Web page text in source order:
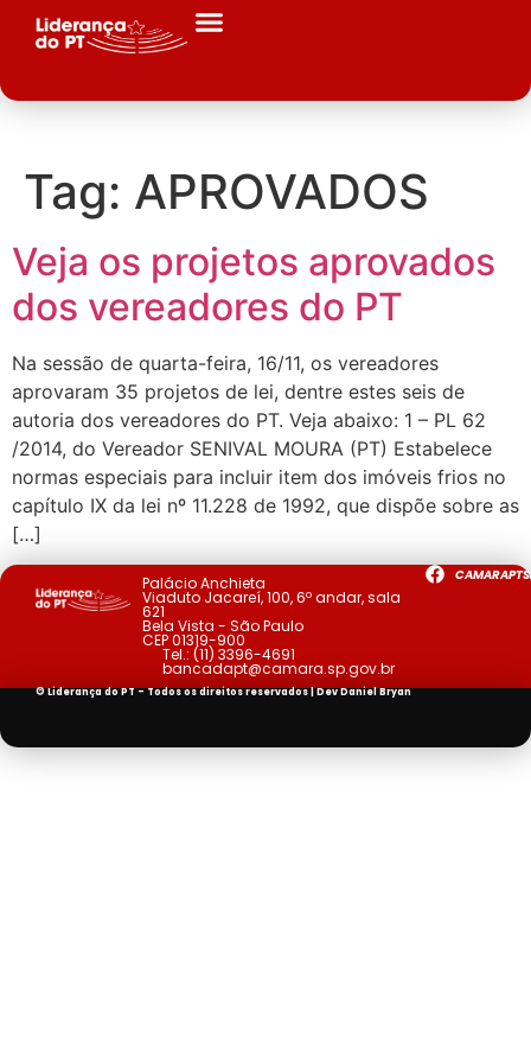
Tag: APROVADOS
Veja os projetos aprovados
dos vereadores do PT
Na sessão de quarta-feira, 16/11, os vereadores
aprovaram 35 projetos de lei, dentre estes seis de
autoria dos vereadores do PT. Veja abaixo: 1 – PL 62
/2014, do Vereador SENIVAL MOURA (PT) Estabelece
normas especiais para incluir item dos imóveis frios no
capítulo IX da lei nº 11.228 de 1992, que dispõe sobre as
[…]
Palácio Anchieta
Viaduto Jacareí, 100, 6º andar, sala
621
Bela Vista - São Paulo
CEP 01319-900
Tel.: (11) 3396-4691
bancadapt@camara.sp.gov.br
© Liderança do PT - Todos os direitos reservados | DevDaniel Bryan